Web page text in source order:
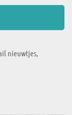
nieuwtjes,